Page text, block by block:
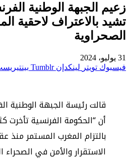
زعيم الجبهة الوطنية
تشيد بالاعتراف لاحقية
الصحراوية
31 يوليو، 2024
فيسبوك تويتر لينكدإن
قالت رئيسة الجبهة الوطنية
أن “الحكومة الفرنسية تأخرت
بالتزام المغرب المستمر منذ
الاستقرار والأمن في الصحراء